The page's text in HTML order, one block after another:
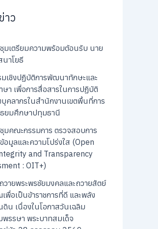
าว
มเตรียมความพร้อมต้อนรับ นาย
นาโยธี
มเชิงปฏิบัติการพัฒนาทักษะและ
ษา เพื่อการสื่อสารในการปฏิบัติ
คลากรในสำนักงานเขตพื้นที่การ
ยมศึกษาปทุมธานี
มคณะกรรมการ ตรวจสอบการ
อมูลและความโปร่งใส (Open
and Transparency
: OIT+)
วายพระพรชัยมงคลและถวายสัตย์
พื่อเป็นข้าราชการที่ดี และพลัง
น เนื่องในโอกาสวันเฉลิม
พรรษา พระบาทสมเด็จ